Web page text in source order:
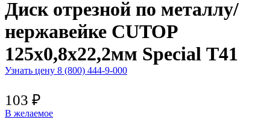
Диск отрезной по металлу/
нержавейке CUTOP
125х0,8х22,2мм Special Т41
Узнать цену 8 (800) 444-9-000
103 ₽
В желаемое